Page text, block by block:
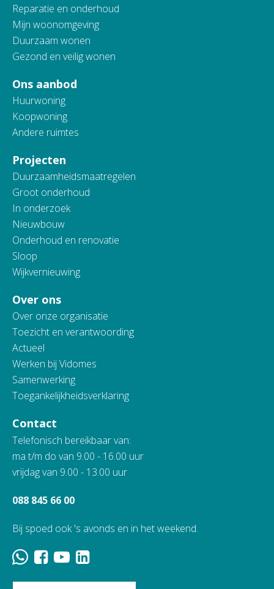
Reparatie en onderhoud
Mijn woonomgeving
Duurzaam wonen
Gezond en veilig wonen
Ons aanbod
Huurwoning
Koopwoning
Andere ruimtes
Projecten
Duurzaamheidsmaatregelen
Groot onderhoud
In onderzoek
Nieuwbouw
Onderhoud en renovatie
Sloop
Wijkvernieuwing
Over ons
Over onze organisatie
Toezicht en verantwoording
Actueel
Werken bij Vidomes
Samenwerking
Toegankelijkheidsverklaring
Contact
Telefonisch bereikbaar van:
ma t/m do van 9.00 - 16.00 uur
vrijdag van 9.00 - 13.00 uur
088 845 66 00
Bij spoed ook 's avonds en in het weekend.